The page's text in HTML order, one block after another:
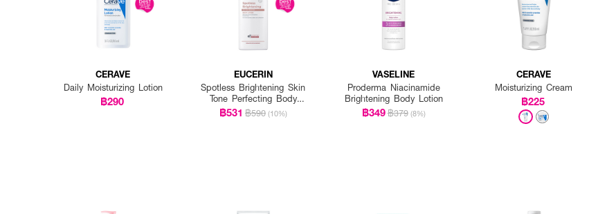
CERAVE
Daily Moisturizing Lotion
฿290
EUCERIN
Spotless Brightening Skin
Tone Perfecting Body
Lotion
฿531 ฿590 (10%)
VASELINE
Proderma Niacinamide
Brightening Body Lotion
฿349฿379 (8%)
CERAVE
Moisturizing Cream
฿225